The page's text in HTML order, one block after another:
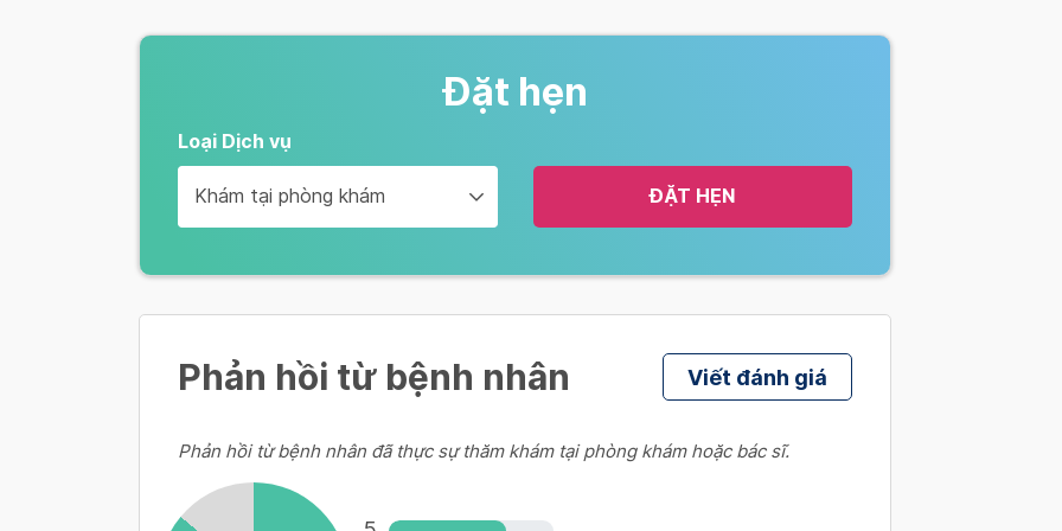
Xét nghiệm PCR Covid-19 (mẫu gộp 2 ~ 3)
Xét nghiệm PCR Covid-19 (mẫu gộp 4 ~ 7)
350,000 VND/ người
Xét nghiệm PCR Covid-19 (mẫu gộp 8 ~ 10)
300,000 VND/ người
Gói khám sức khỏe hậu Covid-19
KHÁM BỆNH
Đặt hẹn
Loại Dịch vụ
Khám tại phòng khám ĐẶT HẸN
Phản hồi từ bệnh nhân Viết đánh giá
Phản hồi từ bệnh nhân đã thực sự thăm khám tại phòng khám hoặc bác sĩ.